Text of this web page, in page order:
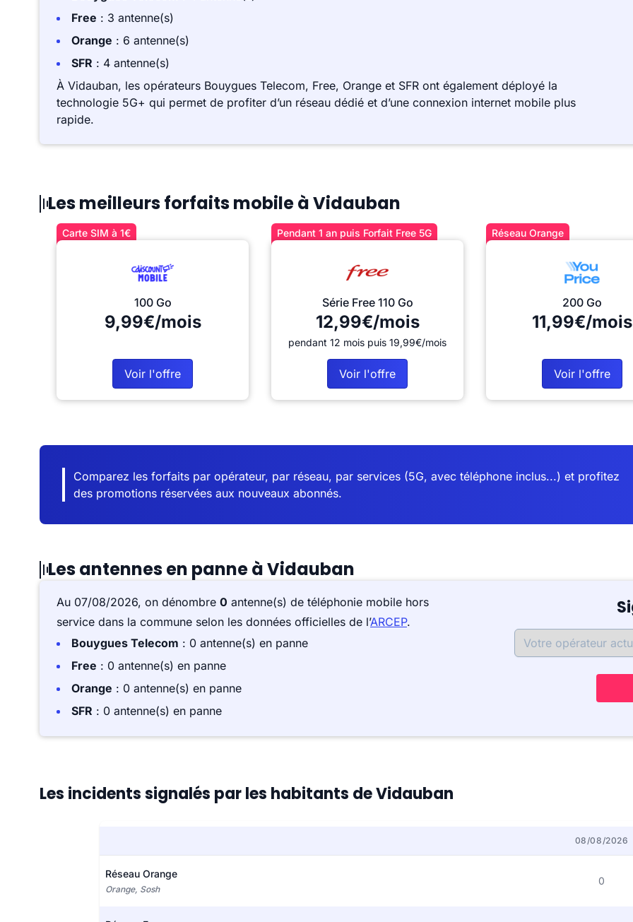
Free : 3 antenne(s)
Orange : 6 antenne(s)
SFR : 4 antenne(s)
À Vidauban, les opérateurs Bouygues Telecom, Free, Orange et SFR ont également déployé la
technologie 5G+ qui permet de profiter d’un réseau dédié et d’une connexion internet mobile plus
rapide.
Les meilleurs forfaits mobile à Vidauban
Carte SIM à 1€
100 Go
9,99€/mois
Voir l'offre
Pendant 1 an puis Forfait Free 5G
Série Free 110 Go
12,99€/mois
pendant 12 mois puis 19,99€/mois
Voir l'offre
Réseau Orange
200 Go
11,99€/mois
Voir l'offre
Comparez les forfaits par opérateur, par réseau, par services (5G, avec téléphone inclus...) et profitez
des promotions réservées aux nouveaux abonnés.
Les antennes en panne à Vidauban
Au 07/08/2026, on dénombre 0 antenne(s) de téléphonie mobile hors
service dans la commune selon les données officielles de l’ARCEP.
Bouygues Telecom : 0 antenne(s) en panne
Free : 0 antenne(s) en panne
Orange : 0 antenne(s) en panne
SFR : 0 antenne(s) en panne
Les incidents signalés par les habitants de Vidauban
08/08/2026
Réseau Orange
Orange, Sosh
0